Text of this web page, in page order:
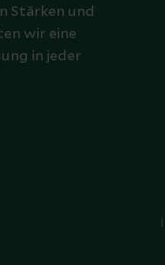
Stärken und
wir eine
in jeder